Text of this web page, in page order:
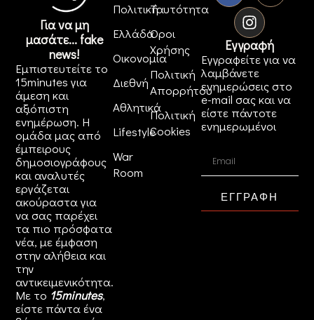
Για να μη
μασάτε... fake
news!
Εμπιστευτείτε το
15minutes για
άμεση και
αξιόπιστη
ενημέρωση. Η
ομάδα μας από
έμπειρους
δημοσιογράφους
και αναλυτές
εργάζεται
ακούραστα για
να σας παρέχει
τα πιο πρόσφατα
νέα, με έμφαση
στην αλήθεια και
την
αντικειμενικότητα.
Με το 15minutes,
είστε πάντα ένα
Πολιτική
Ελλάδα
Οικονομία
Διεθνή
Αθλητικά
Lifestyle
War
Room
Ταυτότητα
Όροι
Χρήσης
Πολιτική
Απορρήτου
Πολιτική
Cookies
Εγγραφή
Εγγραφείτε για να
λαμβάνετε
ενημερώσεις στο
e-mail σας και να
είστε πάντοτε
ενημερωμένοι
ΕΓΓΡΑΦΗ